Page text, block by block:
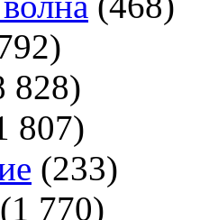
828)
807)
(233)
(1 770)